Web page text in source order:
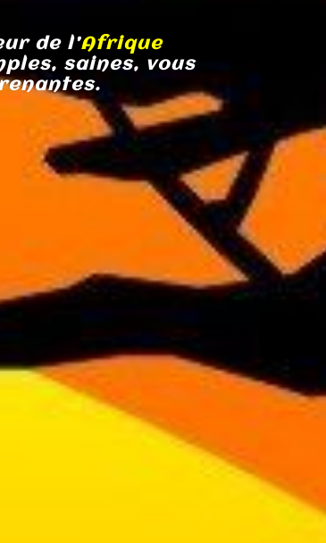
de l’Afrique
saines, vous
.